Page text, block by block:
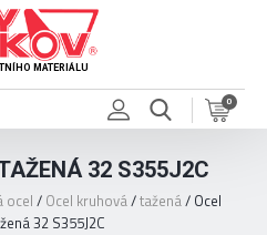
MATERIÁLU
0
32 S355J2C
ocel / Ocel kruhová/tažená/ Ocel
32 S355J2C